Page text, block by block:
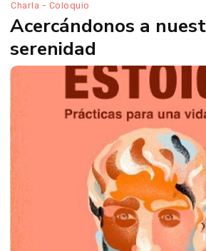
Charla - Coloquio
Acercándonos a
serenidad